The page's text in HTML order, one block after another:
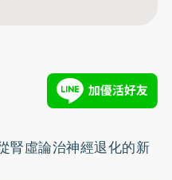
腎虛論治神經退化的新